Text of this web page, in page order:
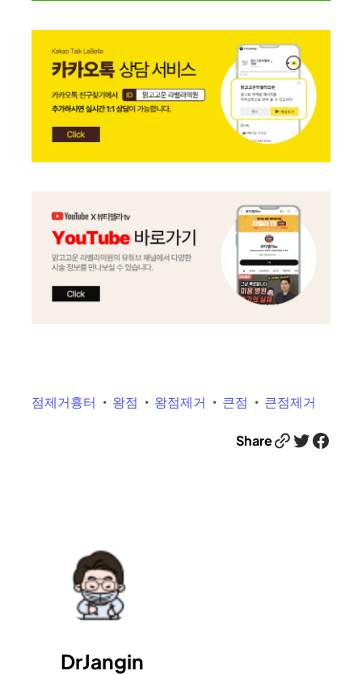
점제거흉터 왕점 왕점제거 큰점 큰점제거
ShareLink Twitter Facebook
DrJangin